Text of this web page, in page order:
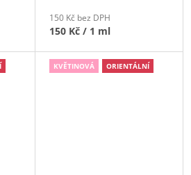
150 Kč bez DPH
150 Kč / 1 ml
KVĚTINOVÁ ORIENTÁLNÍ